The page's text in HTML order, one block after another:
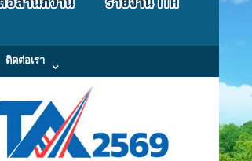
ติดต่อเรา